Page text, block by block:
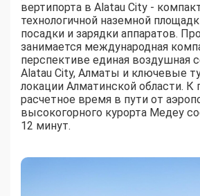
вертипорта в Alatau City -
технологичной наземной
посадки и зарядки аппаратов.
занимается международная
перспективе единая воздушная
Alatau City, Алматы и ключевые
локации Алматинской области. К
расчетное время в пути от
высокогорного курорта Медеу
12 минут.